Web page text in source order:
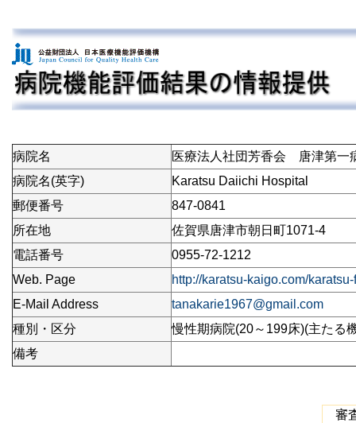
病院名
医療法人社団芳香会 唐津第一
病院名(英字)
Karatsu Daiichi Hospital
郵便番号
847-0841
所在地
佐賀県唐津市朝日町1071-4
電話番号
0955-72-1212
Web. Page
http://karatsu-kaigo.com/
E-Mail Address
tanakarie1967@gmail.com
種別・区分
慢性期病院(20～199床)(主たる
備考
審